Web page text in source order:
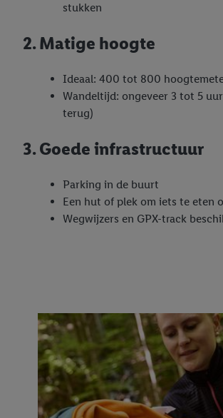
stukken
2. Matige hoogte
Ideaal: 400 tot 800
Wandeltijd: ongeveer 3 tot 5
terug)
3. Goede infrastructuur
Parking in de buurt
Een hut of plek om iets te eten
Wegwijzers en GPX-track